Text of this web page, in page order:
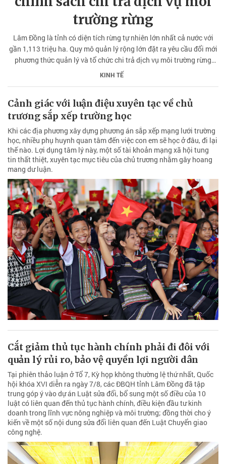
trường rừng
Lâm Đồng là tỉnh có diện tích rừng tự nhiên lớn nhất cả nước với
gần 1,113 triệu ha. Quy mô quản lý rộng lớn đặt ra yêu cầu đổi mới
phương thức quản lý và tổ chức chi trả dịch vụ môi trường rừng
(DVMTR) theo hướng thống nhất, công khai, minh bạch.
KINH TẾ
Cảnh giác với luận điệu xuyên tạc về chủ
trương sắp xếp trường học
Khi các địa phương xây dựng phương án sắp xếp mạng lưới trường
học, nhiều phụ huynh quan tâm đến việc con em sẽ học ở đâu, đi lại
thế nào. Lợi dụng tâm lý này, một số tài khoản mạng xã hội tung
tin thất thiệt, xuyên tạc mục tiêu của chủ trương nhằm gây hoang
mang dư luận.
Cắt giảm thủ tục hành chính phải đi đôi với
quản lý rủi ro, bảo vệ quyền lợi người dân
Tại phiên thảo luận ở Tổ 7, Kỳ họp không thường lệ thứ nhất, Quốc
hội khóa XVI diễn ra ngày 7/8, các ĐBQH tỉnh Lâm Đồng đã tập
trung góp ý vào dự án Luật sửa đổi, bổ sung một số điều của 10
luật có liên quan đến thủ tục hành chính, điều kiện đầu tư kinh
doanh trong lĩnh vực nông nghiệp và môi trường; đồng thời cho ý
kiến về một số nội dung sửa đổi liên quan đến Luật Chuyển giao
công nghệ.